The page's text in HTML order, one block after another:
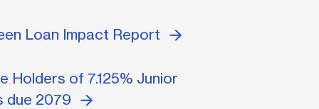
Loan Impact Report
Holders of 7.125% Junior
due 2079